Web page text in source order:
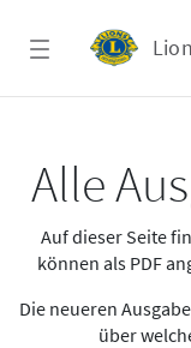
Alle
Auf dieser Seite
können als PDF
Die neueren
über